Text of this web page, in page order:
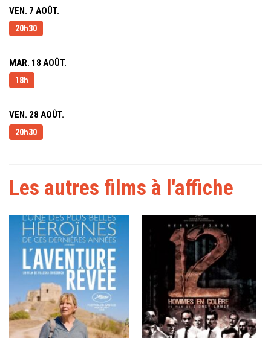
VEN. 7 AOÛT.
20h30
MAR. 18 AOÛT.
18h
VEN. 28 AOÛT.
20h30
Les autres films à l'affiche